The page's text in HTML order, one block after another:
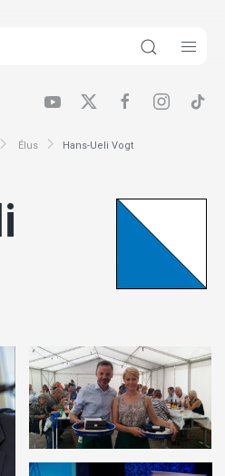
Élus Hans-Ueli Vogt